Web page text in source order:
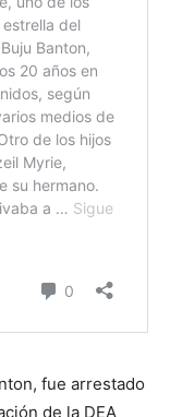
fue arrestado
de la DEA